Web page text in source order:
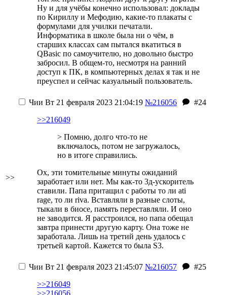
Ну и для учёбы конечно использовал: доклады
по Кириллу и Мефодию, какие-то плакаты с
формулами для училки печатали.
Информатика в школе была ни о чём, в
старших классах сам пытался вкатиться в
QBasic по самоучителю, но довольно быстро
забросил. В общем-то, несмотря на ранний
доступ к ПК, в компьютерных делах я так и не
преуспел и сейчас казуальный пользователь.
>>
Чии Вт 21 февраля 2023 21:04:19 №216056
#24
>>216049
> Помню, долго что-то не
включалось, потом не загружалось,
но в итоге справились.
Ох, эти томительные минуты ожиданий
заработает или нет. Мы как-то 3д-ускоритель
ставили. Папа притащил с работы то ли ati
rage, то ли riva. Вставляли в разные слоты,
тыкали в биосе, память переставляли. И оно
не заводится. Я расстроился, но папа обещал
завтра принести другую карту. Она тоже не
заработала. Лишь на третий день удалось с
третьей картой. Кажется то была S3.
Чии Вт 21 февраля 2023 21:45:07 №216057
#25
>>216049
>>216056